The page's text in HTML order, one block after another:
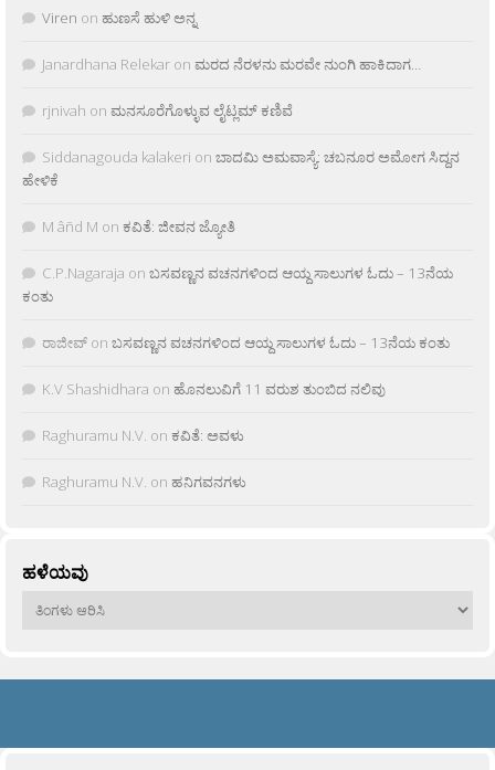
Viren on ಹುಣಸೆ ಹುಳಿ ಅನ್ನ
Janardhana Relekar on ಮರದ ನೆರಳನು ಮರವೇ ನುಂಗಿ ಹಾಕಿದಾಗ…
rjnivah on ಮನಸೂರೆಗೊಳ್ಳುವ ಲೈಟ್ಲಮ್ ಕಣಿವೆ
Siddanagouda kalakeri on ಬಾದಮಿ ಅಮವಾಸ್ಯೆ: ಚಬನೂರ ಅಮೋಗ ಸಿದ್ದನ
ಹೇಳಿಕೆ
M âñd M on ಕವಿತೆ: ಜೀವನ ಜ್ಯೋತಿ
C.P.Nagaraja on ಬಸವಣ್ಣನ ವಚನಗಳಿಂದ ಆಯ್ದ ಸಾಲುಗಳ ಓದು – 13ನೆಯ
ಕಂತು
ರಾಜೀವ್ on ಬಸವಣ್ಣನ ವಚನಗಳಿಂದ ಆಯ್ದ ಸಾಲುಗಳ ಓದು – 13ನೆಯ ಕಂತು
K.V Shashidhara on ಹೊನಲುವಿಗೆ 11 ವರುಶ ತುಂಬಿದ ನಲಿವು
Raghuramu N.V. on ಕವಿತೆ: ಅವಳು
Raghuramu N.V. on ಹನಿಗವನಗಳು
ಹಳೆಯವು
ಹಳೆಯವು